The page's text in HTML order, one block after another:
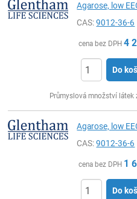
Agarose, low
CAS:9012-36-6
cena bez DPH 4
Do
Průmyslová množství látek
Agarose, low
CAS:9012-36-6
cena bez DPH 1
Do